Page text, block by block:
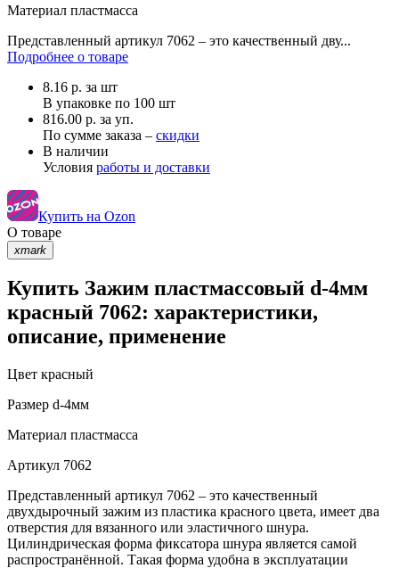
Материал пластмасса
Представленный артикул 7062 – это качественный дву...
Подробнее о товаре
8.16 р. за шт
В упаковке по 100 шт
816.00 р. за уп.
По сумме заказа – скидки
В наличии
Условия работы и доставки
Купить на Ozon
О товаре
xmark
Купить Зажим пластмассовый d-4мм
красный 7062: характеристики,
описание, применение
Цвет красный
Размер d-4мм
Материал пластмасса
Артикул 7062
Представленный артикул 7062 – это качественный
двухдырочный зажим из пластика красного цвета, имеет два
отверстия для вязанного или эластичного шнура.
Цилиндрическая форма фиксатора шнура является самой
распространённой. Такая форма удобна в эксплуатации